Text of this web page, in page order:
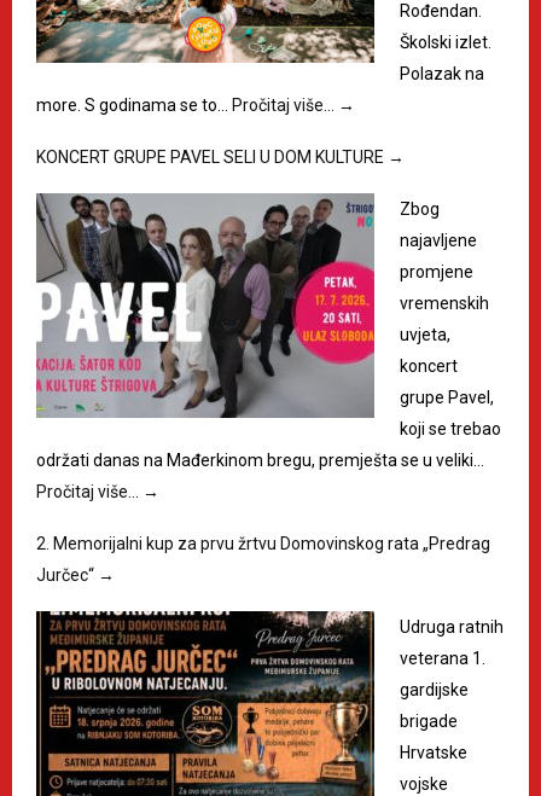
Rođendan.
Školski izlet.
Polazak na
more. S godinama se to… Pročitaj više… →
KONCERT GRUPE PAVEL SELI U DOM KULTURE →
Zbog
najavljene
promjene
vremenskih
uvjeta,
koncert
grupe Pavel,
koji se trebao
održati danas na Mađerkinom bregu, premješta se u veliki…
Pročitaj više…
→
2. Memorijalni kup za prvu žrtvu Domovinskog rata „Predrag
Jurčec“ →
Udruga ratnih
veterana 1.
gardijske
brigade
Hrvatske
vojske